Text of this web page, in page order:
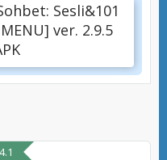
Sesli&101
ver. 2.9.5
4.1